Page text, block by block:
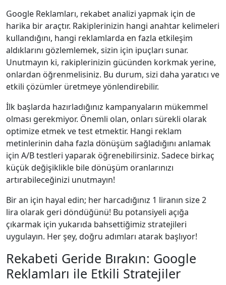
Google Reklamları, rekabet analizi yapmak için de
harika bir araçtır. Rakiplerinizin hangi anahtar kelimeleri
kullandığını, hangi reklamlarda en fazla etkileşim
aldıklarını gözlemlemek, sizin için ipuçları sunar.
Unutmayın ki, rakiplerinizin gücünden korkmak yerine,
onlardan öğrenmelisiniz. Bu durum, sizi daha yaratıcı ve
etkili çözümler üretmeye yönlendirebilir.
İlk başlarda hazırladığınız kampanyaların mükemmel
olması gerekmiyor. Önemli olan, onları sürekli olarak
optimize etmek ve test etmektir. Hangi reklam
metinlerinin daha fazla dönüşüm sağladığını anlamak
için A/B testleri yaparak öğrenebilirsiniz. Sadece birkaç
küçük değişiklikle bile dönüşüm oranlarınızı
artırabileceğinizi unutmayın!
Bir an için hayal edin; her harcadığınız 1 liranın size 2
lira olarak geri döndüğünü! Bu potansiyeli açığa
çıkarmak için yukarıda bahsettiğimiz stratejileri
uygulayın. Her şey, doğru adımları atarak başlıyor!
Rekabeti Geride Bırakın: Google
Reklamları ile Etkili Stratejiler